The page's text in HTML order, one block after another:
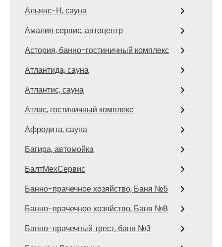
Альянс-Н, сауна
Амалия сервис, автоцентр
Астория, банно-гостиничный комплекс
Атлантида, сауна
Атлантис, сауна
Атлас, гостиничный комплекс
Афродита, сауна
Багира, автомойка
БалтМехСервис
Банно-прачечное хозяйство, Баня №5
Банно-прачечное хозяйство, Баня №8
Банно-прачечный трест, баня №3